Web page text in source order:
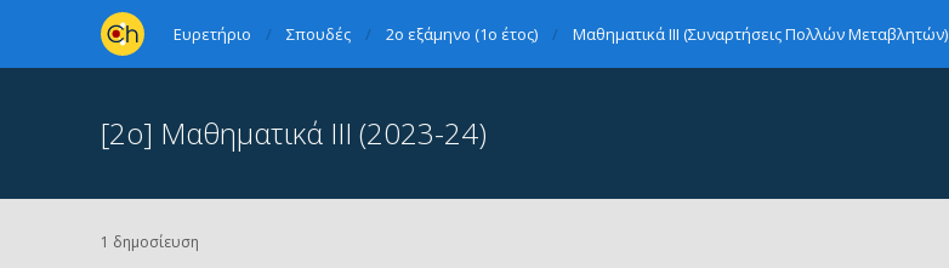
Ευρετήριο Σπουδές 2ο εξάμηνο (1ο έτος) Μαθηματικά ΙΙΙ (Συναρτήσεις Πολλών Μεταβλητών)
[2ο] Μαθηματικά ΙΙΙ (2023-24)
1 δημοσίευση